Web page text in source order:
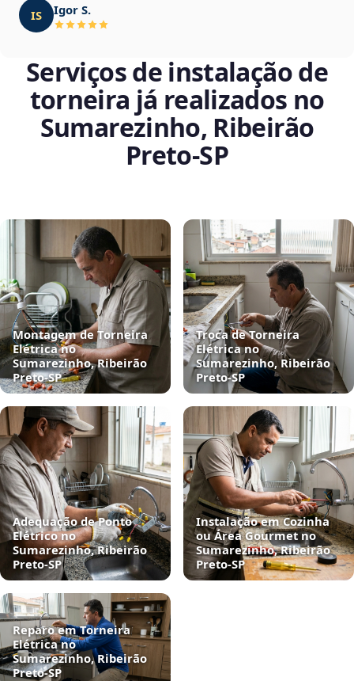
IS Igor S.
Serviços de instalação de
torneira já realizados no
Sumarezinho, Ribeirão
Preto‑SP
Montagem de Torneira
Elétrica no
Sumarezinho, Ribeirão
Preto‑SP
Troca de Torneira
Elétrica no
Sumarezinho, Ribeirão
Preto‑SP
Adequação de Ponto
Elétrico no
Sumarezinho, Ribeirão
Preto‑SP
Instalação em Cozinha
ou Área Gourmet no
Sumarezinho, Ribeirão
Preto‑SP
Reparo em Torneira
Elétrica no
Sumarezinho, Ribeirão
Preto‑SP